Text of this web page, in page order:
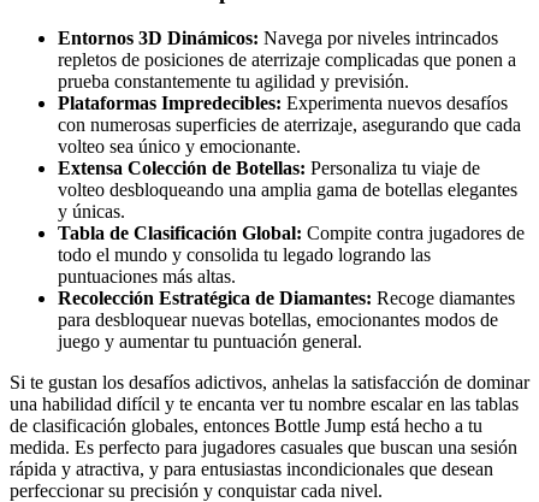
Entornos 3D Dinámicos: Navega por niveles intrincados
repletos de posiciones de aterrizaje complicadas que ponen a
prueba constantemente tu agilidad y previsión.
Plataformas Impredecibles: Experimenta nuevos desafíos
con numerosas superficies de aterrizaje, asegurando que cada
volteo sea único y emocionante.
Extensa Colección de Botellas: Personaliza tu viaje de
volteo desbloqueando una amplia gama de botellas elegantes
y únicas.
Tabla de Clasificación Global: Compite contra jugadores de
todo el mundo y consolida tu legado logrando las
puntuaciones más altas.
Recolección Estratégica de Diamantes: Recoge diamantes
para desbloquear nuevas botellas, emocionantes modos de
juego y aumentar tu puntuación general.
Si te gustan los desafíos adictivos, anhelas la satisfacción de dominar
una habilidad difícil y te encanta ver tu nombre escalar en las tablas
de clasificación globales, entonces Bottle Jump está hecho a tu
medida. Es perfecto para jugadores casuales que buscan una sesión
rápida y atractiva, y para entusiastas incondicionales que desean
perfeccionar su precisión y conquistar cada nivel.